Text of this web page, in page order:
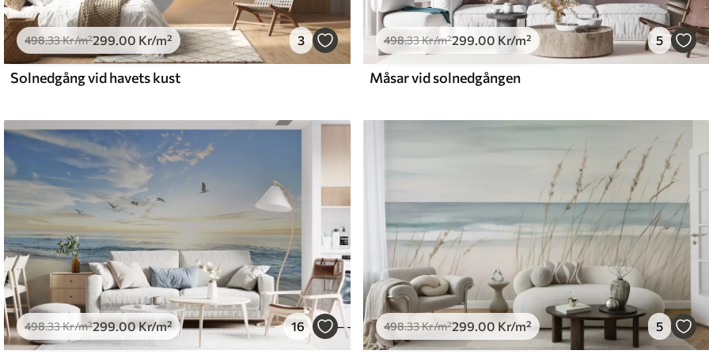
and Stick
.00540.00Kr/m²
498.33Kr/m²299 .00 Kr/m² 3
Solnedgång vid havets kust
498.33Kr/m²299 .00 Kr/m² 5
Måsar vid solnedgången
498.33Kr/m²299.00Kr/m² 16 498.33Kr/m²299.00Kr/m² 5